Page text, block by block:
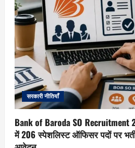
सरकारी नीतियाँ
Bank of Baroda SO
में 206 स्पेशलिस्ट ऑफिसर पदों पर